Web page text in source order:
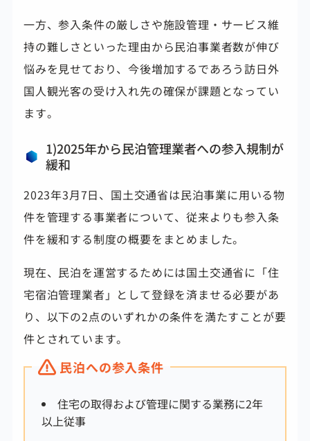
一方、参入条件の厳しさや施設管理・サービス維
持の難しさといった理由から民泊事業者数が伸び
悩みを見せており、今後増加するであろう訪日外
国人観光客の受け入れ先の確保が課題となってい
ます。
1)2025年から民泊管理業者への参入規制が
緩和
2023年3月7日、国土交通省は民泊事業に用いる物
件を管理する事業者について、従来よりも参入条
件を緩和する制度の概要をまとめました。
現在、民泊を運営するためには国土交通省に「住
宅宿泊管理業者」として登録を済ませる必要があ
り、以下の2点のいずれかの条件を満たすことが要
件とされています。
民泊への参入条件
住宅の取得および管理に関する業務に2年
以上従事